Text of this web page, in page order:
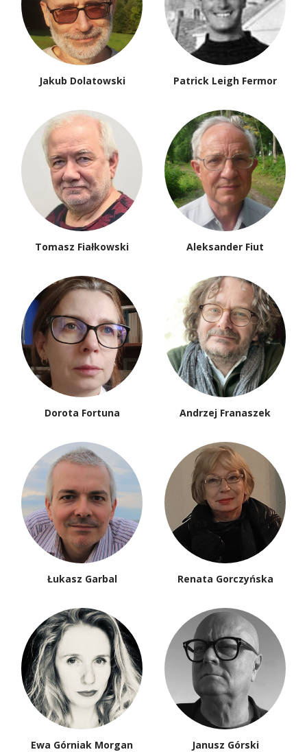
Jakub Dolatowski Patrick Leigh Fermor
Tomasz Fiałkowski Aleksander Fiut
Dorota Fortuna Andrzej Franaszek
Łukasz Garbal Renata Gorczyńska
Ewa Górniak Morgan Janusz Górski